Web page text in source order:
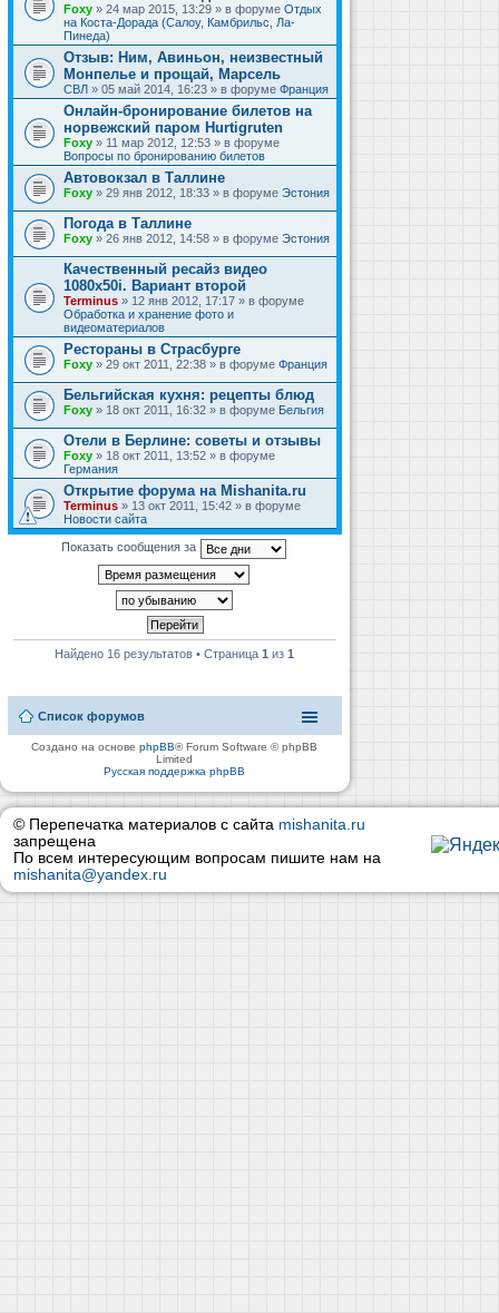
В
л
ж
е
и
я
Foxy » 24 мар 2015, 13:29 » в форуме Отдых
на Коста-Дорада (Салоу, Камбрильс, Ла-
Пинеда)
Отзыв: Ним, Авиньон, неизвестный
Монпелье и прощай, Марсель
СВЛ » 05 май 2014, 16:23 » в форуме Франция
Онлайн-бронирование билетов на
норвежский паром Hurtigruten
Foxy » 11 мар 2012, 12:53 » в форуме
Вопросы по бронированию билетов
Автовокзал в Таллине
Foxy » 29 янв 2012, 18:33 » в форуме Эстония
Погода в Таллине
Foxy » 26 янв 2012, 14:58 » в форуме Эстония
Качественный ресайз видео
1080x50i. Вариант второй
Terminus » 12 янв 2012, 17:17 » в форуме
Обработка и хранение фото и
видеоматериалов
Рестораны в Страсбурге
Foxy » 29 окт 2011, 22:38 » в форуме Франция
Бельгийская кухня: рецепты блюд
Foxy » 18 окт 2011, 16:32 » в форуме Бельгия
Отели в Берлине: советы и отзывы
Foxy » 18 окт 2011, 13:52 » в форуме
Германия
Открытие форума на Mishanita.ru
Terminus » 13 окт 2011, 15:42 » в форуме
Новости сайта
Показать сообщения за
Найдено 16 результатов • Страница1 из1
Список форумов
Создано на основеphpBB® Forum Software © phpBB
Limited
Русская поддержка phpBB
© Перепечатка материалов с сайта mishanita.ru
запрещена
По всем интересующим вопросам пишите нам на
mishanita@yandex.ru